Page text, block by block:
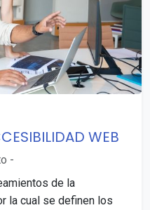
WEB
-
de la
la cual se definen los